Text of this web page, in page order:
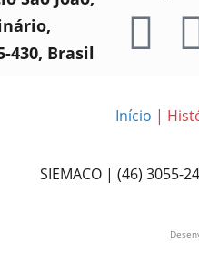
430, Brasil
Início |
SIEMACO | (46) 3055-